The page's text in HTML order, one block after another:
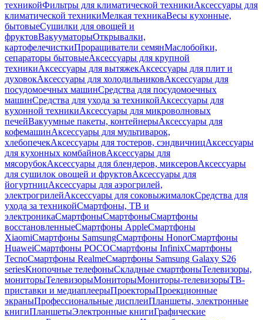
техникойФильтры для климатической техникиАксессуары для
климатической техникиМелкая техникаВесы кухонные,
бытовыеСушилки для овощей и
фруктовВакууматорыОткрывалки,
картофелечисткиПроращиватели семянМаслобойки,
сепараторы бытовыеАксессуары для крупной
техникиАксессуары для вытяжекАксессуары для плит и
духовокАксессуары для холодильниковАксессуары для
посудомоечных машинСредства для посудомоечных
машинСредства для ухода за техникойАксессуары для
кухонной техникиАксессуары для микроволновых
печейВакуумные пакеты, контейнерыАксессуары для
кофемашинАксессуары для мультиварок,
хлебопечекАксессуары для тостеров, сэндвичницАксессуары
для кухонных комбайновАксессуары для
мясорубокАксессуары для блендеров, миксеровАксессуары
для сушилок овощей и фруктовАксессуары для
йогуртницАксессуары для аэрогрилей,
электрогрилейАксессуары для соковыжималокСредства для
ухода за техникойСмартфоны, ТВ и
электроникаСмартфоныСмартфоныСмартфоны
восстановленныеСмартфоны AppleСмартфоны
XiaomiСмартфоны SamsungСмартфоны HonorСмартфоны
HuaweiСмартфоны POCOСмартфоны InfinixСмартфоны
TecnoСмартфоны RealmeСмартфоны Samsung Galaxy S26
seriesКнопочные телефоныСкладные смартфоныТелевизоры,
мониторыТелевизорыМониторыМониторы-телевизорыТВ-
приставки и медиаплеерыПроекторыПроекционные
экраныПрофессиональные дисплеиПланшеты, электронные
книгиПланшетыЭлектронные книгиГрафические